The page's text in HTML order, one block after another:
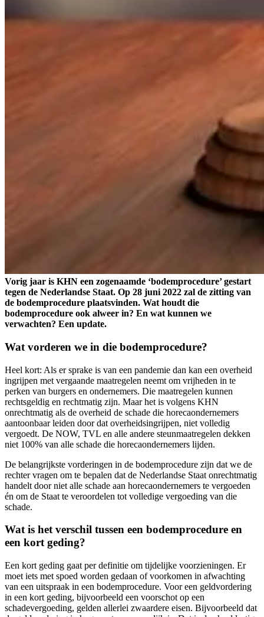
Vorig jaar is KHN een zogenaamde ‘bodemprocedure’ gestart
tegen de Nederlandse Staat. Op 28 juni 2022 zal de zitting van
de bodemprocedure plaatsvinden. Wat houdt die
bodemprocedure ook alweer in? En wat kunnen we
verwachten? Een update.
Wat vorderen we in die bodemprocedure?
Heel kort: Als er sprake is van een pandemie dan kan een overheid
ingrijpen met vergaande maatregelen neemt om vrijheden in te
perken van burgers en ondernemers. Die maatregelen kunnen
rechtsgeldig en rechtmatig zijn. Maar het is volgens KHN
onrechtmatig als de overheid de schade die horecaondernemers
aantoonbaar leiden door dat overheidsingrijpen, niet volledig
vergoedt. De NOW, TVL en alle andere steunmaatregelen dekken
niet 100% van alle schade die horecaondernemers lijden.
De belangrijkste vorderingen in de bodemprocedure zijn dat we de
rechter vragen om te bepalen dat de Nederlandse Staat onrechtmatig
handelt door niet alle schade aan horecaondernemers te vergoeden
én om de Staat te veroordelen tot volledige vergoeding van die
schade.
Wat is het verschil tussen een bodemprocedure en
een kort geding?
Een kort geding gaat per definitie om tijdelijke voorzieningen. Er
moet iets met spoed worden gedaan of voorkomen in afwachting
van een uitspraak in een bodemprocedure. Voor een geldvordering
in een kort geding, bijvoorbeeld een voorschot op een
schadevergoeding, gelden allerlei zwaardere eisen. Bijvoorbeeld dat